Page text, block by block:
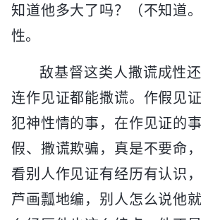
知道他多大了吗？（不知道
性。
敌基督这类人撒谎成性
连作见证都能撒谎。作假见
犯神性情的事，在作见证的
假、撒谎欺骗，真是不要命
看别人作见证有经历有认识
芦画瓢地编，别人怎么说他